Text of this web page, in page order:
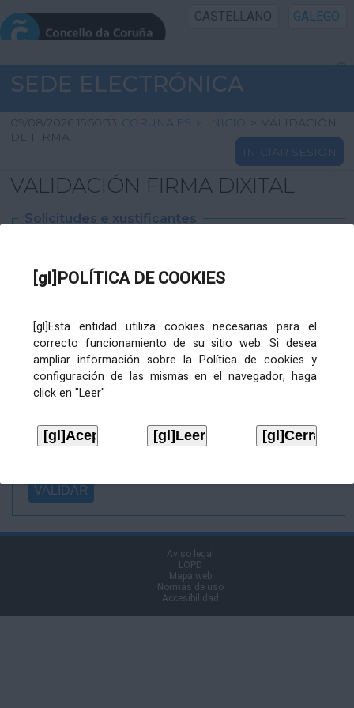
[gl]POLÍTICA DE COOKIES
[gl]Esta entidad utiliza cookies necesarias para el
correcto funcionamiento de su sitio web. Si desea
ampliar información sobre la Política de cookies y
configuración de las mismas en el navegador, haga
click en "Leer"
CASTELLANO GALEGO
INICIO SEDE
INICIO
INFORMACIÓN PÚBLICA
SEDE ELECTRÓNICA
09/08/2026 15:50:33 CORUNA.ES > INICIO >
VALIDACIÓN
DE FIRMA
INICIAR SESIÓN
VALIDACIÓN FIRMA DIXITAL
Solicitudes e xustificantes
XML
Ficheiros varios
Ficheiro
asinado:
firma (.p7s):
Aviso legal
LOPD
Mapa web
Normas de uso
Accesibilidad